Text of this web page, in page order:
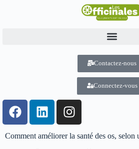
Contactez-nous
Connectez-vous
Comment améliorer la santé des os, selon